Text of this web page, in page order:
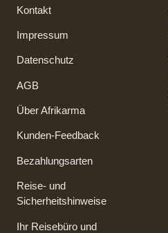
Kontakt
Impressum
Datenschutz
AGB
Über Afrikarma
Kunden-Feedback
Bezahlungsarten
Reise- und
Sicherheitshinweise
Ihr Reisebüro und